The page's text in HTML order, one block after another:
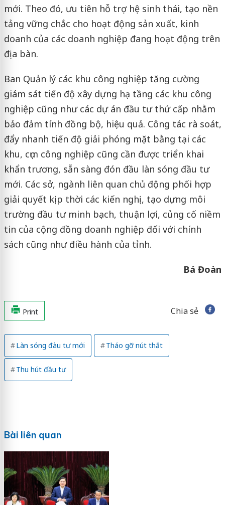
mới. Theo đó, ưu tiên hỗ trợ hệ sinh thái, tạo nền
tảng vững chắc cho hoạt động sản xuất, kinh
doanh của các doanh nghiệp đang hoạt động trên
địa bàn.
Ban Quản lý các khu công nghiệp tăng cường
giám sát tiến độ xây dựng hạ tầng các khu công
nghiệp cũng như các dự án đầu tư thứ cấp nhằm
bảo đảm tính đồng bộ, hiệu quả. Công tác rà soát,
đẩy nhanh tiến độ giải phóng mặt bằng tại các
khu, cụm công nghiệp cũng cần được triển khai
khẩn trương, sẵn sàng đón đầu làn sóng đầu tư
mới. Các sở, ngành liên quan chủ động phối hợp
giải quyết kịp thời các kiến nghị, tạo dựng môi
trường đầu tư minh bạch, thuận lợi, củng cố niềm
tin của cộng đồng doanh nghiệp đối với chính
sách cũng như điều hành của tỉnh.
Bá Đoàn
Print Chia sẻ
Làn sóng đàu tư mới Tháo gỡ nút thắt
Thu hút đầu tư
Bài liên quan